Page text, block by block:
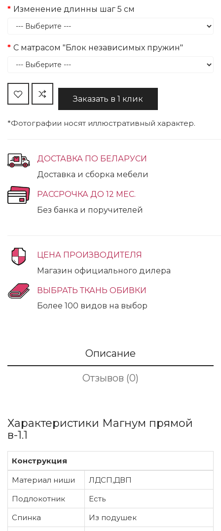
Изменение длинны шаг 5 см
С матрасом "Блок независимых пружин"
Заказать в 1 клик
*Фотографии носят иллюстративный характер.
ДОСТАВКА ПО БЕЛАРУСИ
Доставка и сборка мебели
РАССРОЧКА ДО 12 МЕС.
Без банка и поручителей
ЦЕНА ПРОИЗВОДИТЕЛЯ
Магазин официального дилера
ВЫБРАТЬ ТКАНЬ ОБИВКИ
Более 100 видов на выбор
Описание
Отзывов (0)
Характеристики Магнум прямой
в-1.1
Конструкция
Материал ниши
ЛДСП,ДВП
Подлокотник
Есть
Спинка
Из подушек